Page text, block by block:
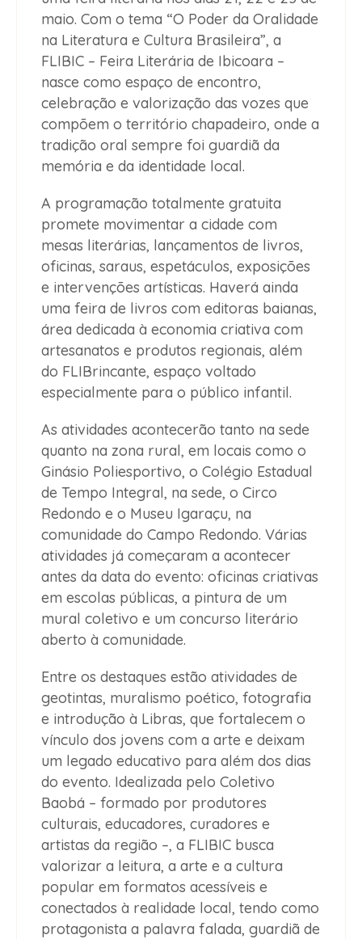
maio. Com o tema “O Poder da Oralidade
na Literatura e Cultura Brasileira”, a
FLIBIC – Feira Literária de Ibicoara –
nasce como espaço de encontro,
celebração e valorização das vozes que
compõem o território chapadeiro, onde a
tradição oral sempre foi guardiã da
memória e da identidade local.
A programação totalmente gratuita
promete movimentar a cidade com
mesas literárias, lançamentos de livros,
oficinas, saraus, espetáculos, exposições
e intervenções artísticas. Haverá ainda
uma feira de livros com editoras baianas,
área dedicada à economia criativa com
artesanatos e produtos regionais, além
do FLIBrincante, espaço voltado
especialmente para o público infantil.
As atividades acontecerão tanto na sede
quanto na zona rural, em locais como o
Ginásio Poliesportivo, o Colégio Estadual
de Tempo Integral, na sede, o Circo
Redondo e o Museu Igaraçu, na
comunidade do Campo Redondo. Várias
atividades já começaram a acontecer
antes da data do evento: oficinas criativas
em escolas públicas, a pintura de um
mural coletivo e um concurso literário
aberto à comunidade.
Entre os destaques estão atividades de
geotintas, muralismo poético, fotografia
e introdução à Libras, que fortalecem o
vínculo dos jovens com a arte e deixam
um legado educativo para além dos dias
do evento. Idealizada pelo Coletivo
Baobá – formado por produtores
culturais, educadores, curadores e
artistas da região –, a FLIBIC busca
valorizar a leitura, a arte e a cultura
popular em formatos acessíveis e
conectados à realidade local, tendo como
protagonista a palavra falada, guardiã de